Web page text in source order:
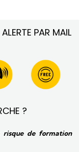
PAR MAIL
?
risque de formation